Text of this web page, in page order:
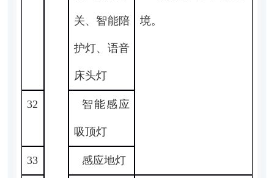
关、智能陪
护灯、语音
床头灯
境。
32 智能感应
吸顶灯
33 感应地灯